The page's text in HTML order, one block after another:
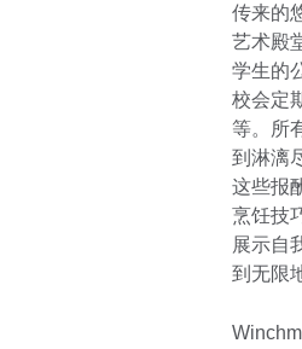
传来的
艺术殿
学生的
校会定
等。所
到淋漓
这些报
烹饪技
展示自
到无限